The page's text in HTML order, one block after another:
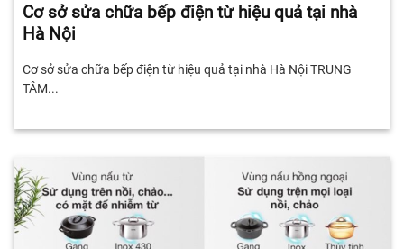
Cơ sở sửa chữa bếp điện từ hiệu quả tại nhà
Hà Nội
Cơ sở sửa chữa bếp điện từ hiệu quả tại nhà Hà Nội TRUNG
TÂM...